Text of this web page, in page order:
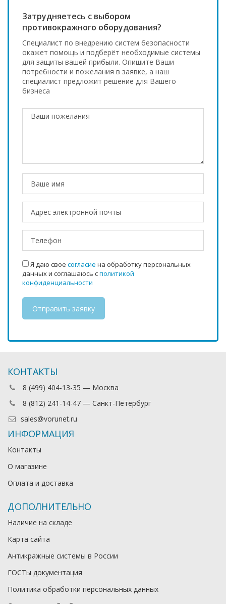
Затрудняетесь с выбором
противокражного оборудования?
Специалист по внедрению систем безопасности
окажет помощь и подберёт необходимые системы
для защиты вашей прибыли. Опишите Ваши
потребности и пожелания в заявке, а наш
специалист предложит решение для Вашего
бизнеса
Я даю свое согласие на обработку персональных
данных и соглашаюсь сполитикой
конфиденциальности
КОНТАКТЫ
8 (499) 404-13-35 — Москва
8 (812) 241-14-47 — Санкт-Петербург
sales@vorunet.ru
ИНФОРМАЦИЯ
Контакты
О магазине
Оплата и доставка
ДОПОЛНИТЕЛЬНО
Наличие на складе
Карта сайта
Антикражные системы в России
ГОСТы документация
Политика обработки персональных данных